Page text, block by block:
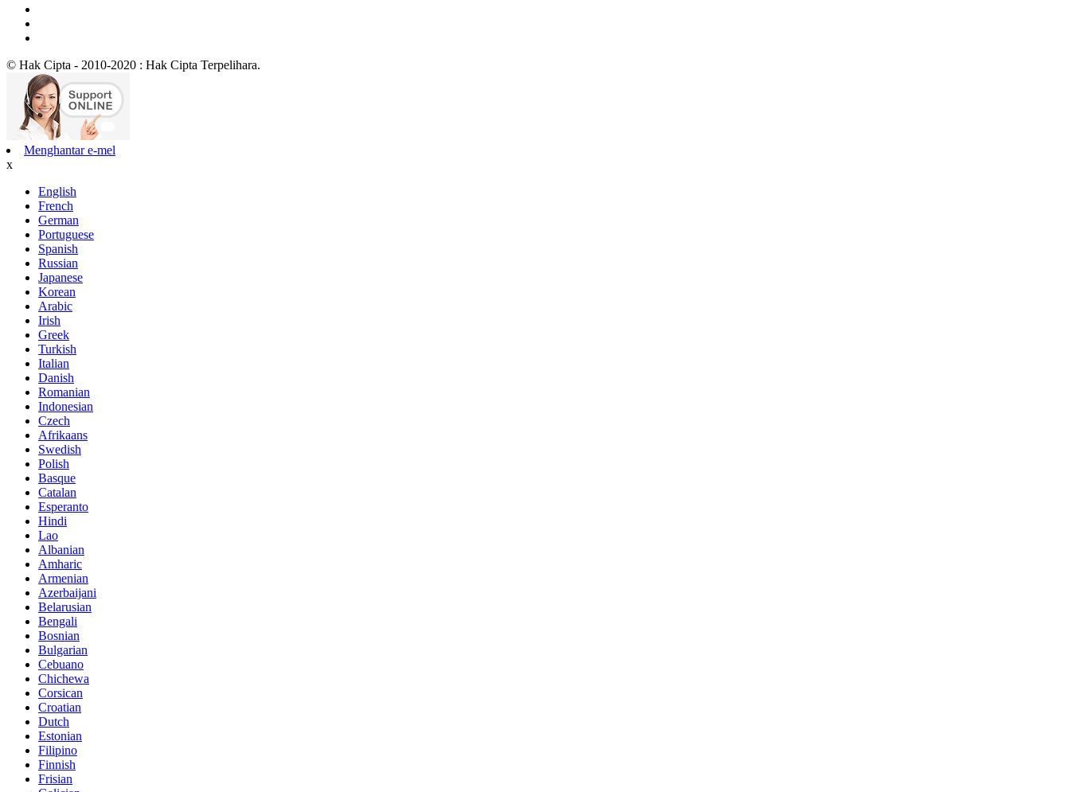
© Hak Cipta - 2010-2020 : Hak Cipta Terpelihara.
Menghantar e-mel
x
English
French
German
Portuguese
Spanish
Russian
Japanese
Korean
Arabic
Irish
Greek
Turkish
Italian
Danish
Romanian
Indonesian
Czech
Afrikaans
Swedish
Polish
Basque
Catalan
Esperanto
Hindi
Lao
Albanian
Amharic
Armenian
Azerbaijani
Belarusian
Bengali
Bosnian
Bulgarian
Cebuano
Chichewa
Corsican
Croatian
Dutch
Estonian
Filipino
Finnish
Frisian